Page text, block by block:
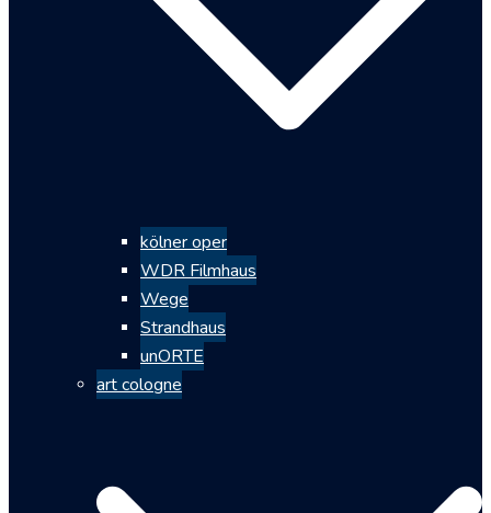
kölner oper
WDR Filmhaus
Wege
Strandhaus
unORTE
art cologne